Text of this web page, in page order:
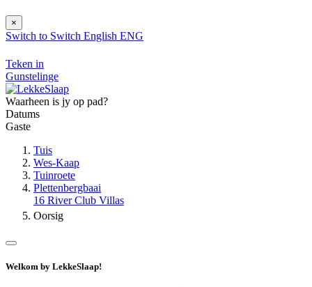
×
Switch to Switch English ENG
Teken in
Gunstelinge
Waarheen is jy op pad?
Datums
Gaste
Tuis
Wes-Kaap
Tuinroete
Plettenbergbaai
16 River Club Villas
Oorsig
Welkom by LekkeSlaap!